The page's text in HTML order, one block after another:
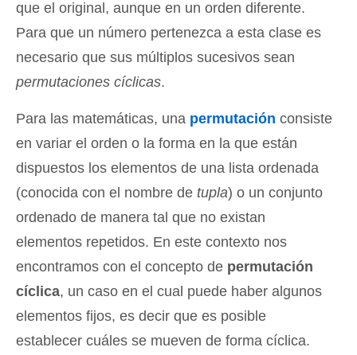
que el original, aunque en un orden diferente.
Para que un número pertenezca a esta clase es
necesario que sus múltiplos sucesivos sean
permutaciones cíclicas.
Para las matemáticas, una permutación consiste
en variar el orden o la forma en la que están
dispuestos los elementos de una lista ordenada
(conocida con el nombre de tupla) o un conjunto
ordenado de manera tal que no existan
elementos repetidos. En este contexto nos
encontramos con el concepto de permutación
cíclica, un caso en el cual puede haber algunos
elementos fijos, es decir que es posible
establecer cuáles se mueven de forma cíclica.